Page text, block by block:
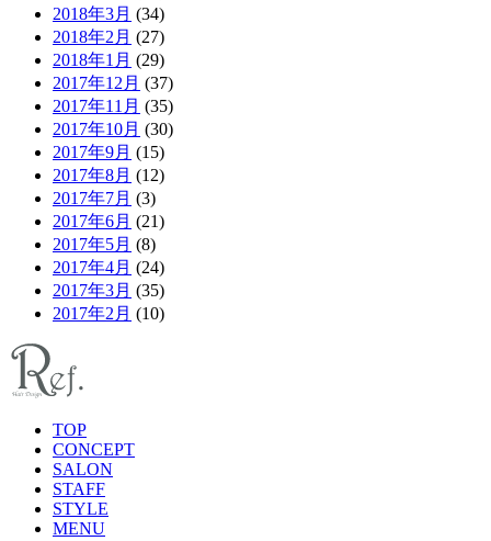
2018年3月 (34)
2018年2月 (27)
2018年1月 (29)
2017年12月 (37)
2017年11月 (35)
2017年10月 (30)
2017年9月 (15)
2017年8月 (12)
2017年7月 (3)
2017年6月 (21)
2017年5月 (8)
2017年4月 (24)
2017年3月 (35)
2017年2月 (10)
TOP
CONCEPT
SALON
STAFF
STYLE
MENU